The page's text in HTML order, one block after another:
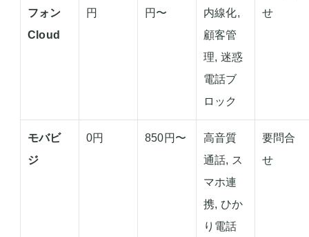
フォン
Cloud
円
円〜
内線化,
顧客管
理, 迷惑
電話ブ
ロック
せ
モバビ
ジ
0円 850円〜
高音質
通話, ス
マホ連
携, ひか
り電話
要問合
せ